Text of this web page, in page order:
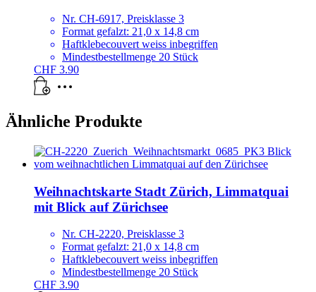
Nr. CH-6917, Preisklasse 3
Format gefalzt: 21,0 x 14,8 cm
Haftklebecouvert weiss inbegriffen
Mindestbestellmenge 20 Stück
CHF 3.90
Ähnliche Produkte
Weihnachtskarte Stadt Zürich, Limmatquai
mit Blick auf Zürichsee
Nr. CH-2220, Preisklasse 3
Format gefalzt: 21,0 x 14,8 cm
Haftklebecouvert weiss inbegriffen
Mindestbestellmenge 20 Stück
CHF 3.90